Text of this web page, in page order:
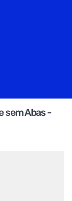
sem Abas -